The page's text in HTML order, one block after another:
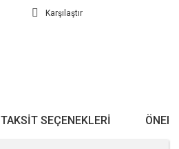
Karşılaştır
TAKSIT SEÇENEKLERI